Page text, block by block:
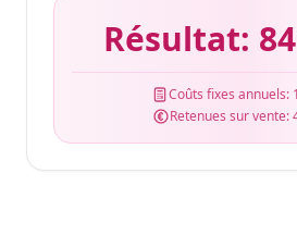
Résultat:
Coûts fixes annuels:
Retenues sur vente: